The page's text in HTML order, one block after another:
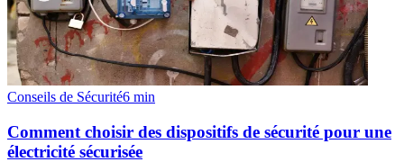
Conseils de Sécurité6 min
Comment choisir des dispositifs de sécurité pour une
électricité sécurisée